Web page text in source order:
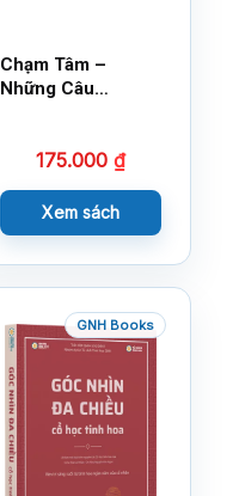
Chạm Tâm –
Những Câu
175.000 ₫
Xem sách
GNH Books